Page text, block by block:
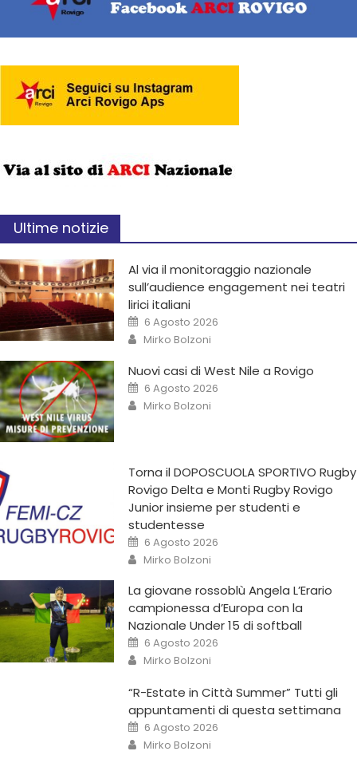
Ultime notizie
Al via il monitoraggio nazionale
sull’audience engagement nei teatri
lirici italiani
6 Agosto 2026
Mirko Bolzoni
Nuovi casi di West Nile a Rovigo
6 Agosto 2026
Mirko Bolzoni
Torna il DOPOSCUOLA SPORTIVO Rugby
Rovigo Delta e Monti Rugby Rovigo
Junior insieme per studenti e
studentesse
6 Agosto 2026
Mirko Bolzoni
La giovane rossoblù Angela L’Erario
campionessa d’Europa con la
Nazionale Under 15 di softball
6 Agosto 2026
Mirko Bolzoni
“R-Estate in Città Summer” Tutti gli
appuntamenti di questa settimana
6 Agosto 2026
Mirko Bolzoni